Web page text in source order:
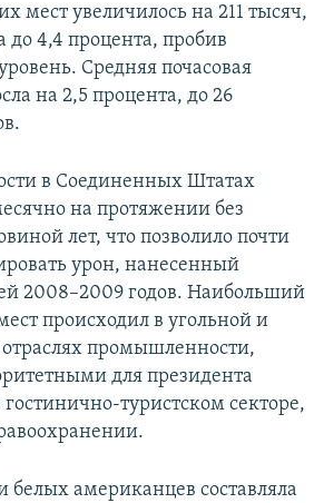
мест увеличилось на 211 тысяч,
до 4,4 процента, пробив
Средняя почасовая
на 2,5 процента, до 26
в Соединенных Штатах
на протяжении без
лет, что позволило почти
урон, нанесенный
2008–2009 годов. Наибольший
происходил в угольной и
промышленности,
для президента
туристском секторе,
белых американцев составляла